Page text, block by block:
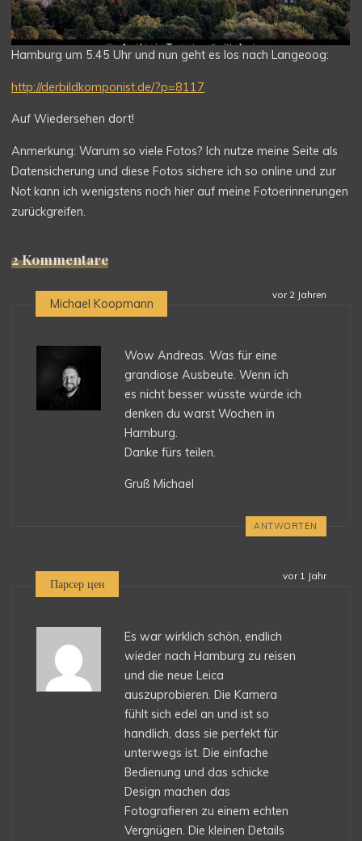
Warten auf’s Essen
und ein kurzer Streifzug durch St.Pauli
Drive in…
Ampelbäume
Stretch horizontal und vertikal
Auch ein Transportmittel
Hamburg um 5.45 Uhr und nun geht es los nach Langeoog:
http://derbildkomponist.de/?p=8117
Auf Wiedersehen dort!
Anmerkung: Warum so viele Fotos? Ich nutze meine Seite als
Datensicherung und diese Fotos sichere ich so online und zur
Not kann ich wenigstens noch hier auf meine Fotoerinnerungen
zurückgreifen.
2 Kommentare
vor 2 Jahren
Michael Koopmann
Wow Andreas. Was für eine
grandiose Ausbeute. Wenn ich
es nicht besser wüsste würde ich
denken du warst Wochen in
Hamburg.
Danke fürs teilen.
Gruß Michael
ANTWORTEN
vor 1 Jahr
Парсер цен
Es war wirklich schön, endlich
wieder nach Hamburg zu reisen
und die neue Leica
auszuprobieren. Die Kamera
fühlt sich edel an und ist so
handlich, dass sie perfekt für
unterwegs ist. Die einfache
Bedienung und das schicke
Design machen das
Fotografieren zu einem echten
Vergnügen. Die kleinen Details